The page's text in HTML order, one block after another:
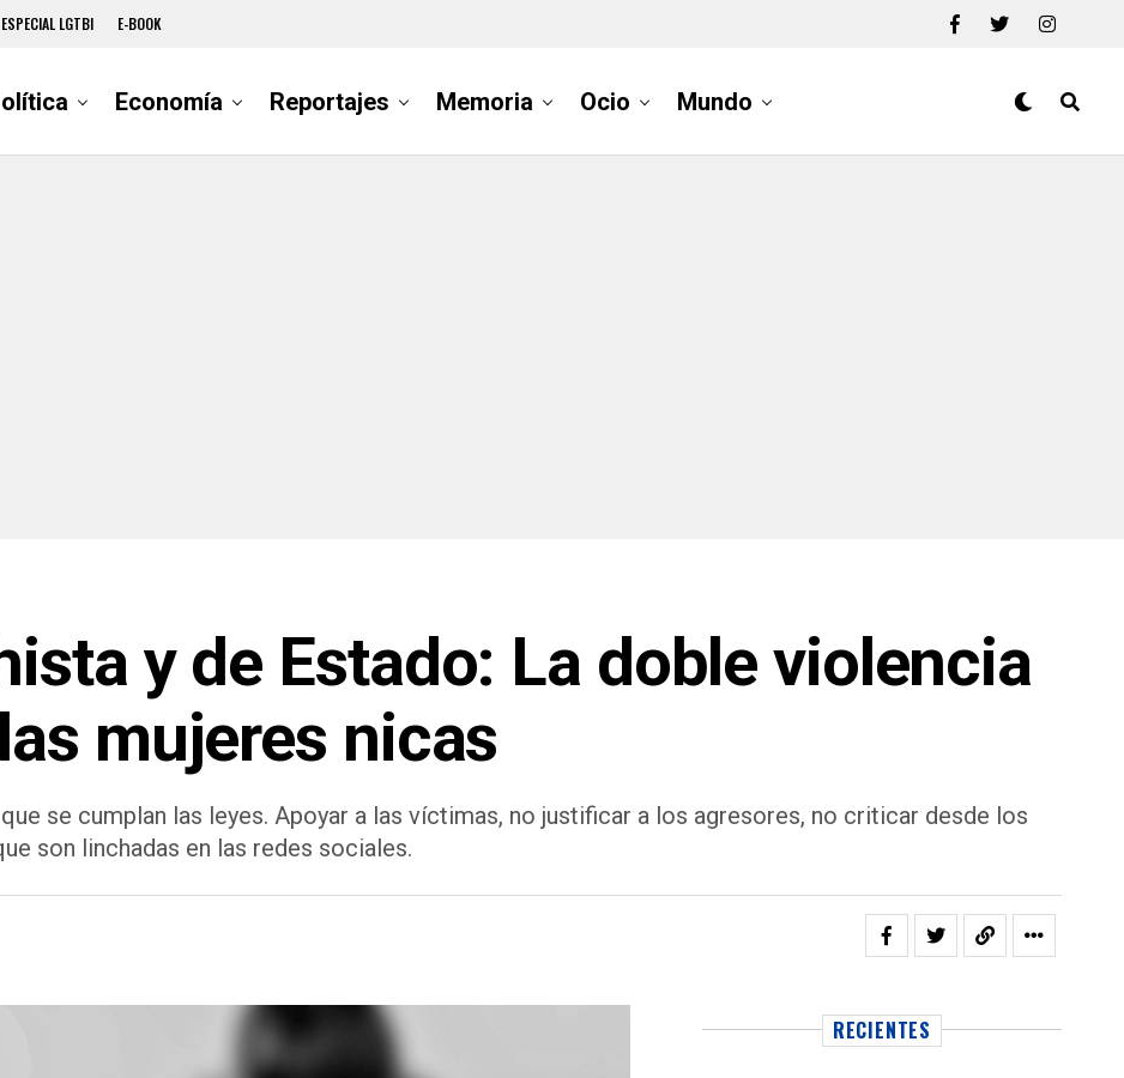
ESPECIAL LGTBI E-BOOK
Economía Reportajes Memoria Ocio Mundo
y de Estado: La doble violencia
mujeres nicas
se cumplan las leyes. Apoyar a las víctimas, no justificar a los agresores, no criticar desde los
son linchadas en las redes sociales.
RECIENTES